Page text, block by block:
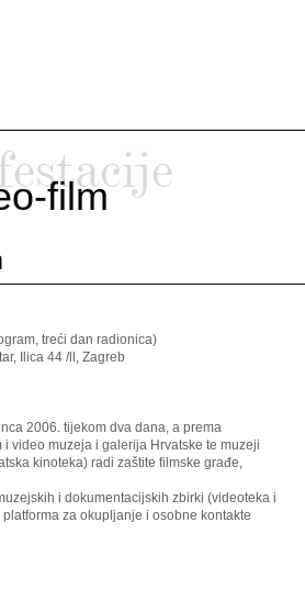
film
treći dan radionica)
Ilica 44 /ll, Zagreb
2006. tijekom dva dana, a prema
video muzeja i galerija Hrvatske te muzeji
kinoteka) radi zaštite filmske građe,
i dokumentacijskih zbirki (videoteka i
za okupljanje i osobne kontakte